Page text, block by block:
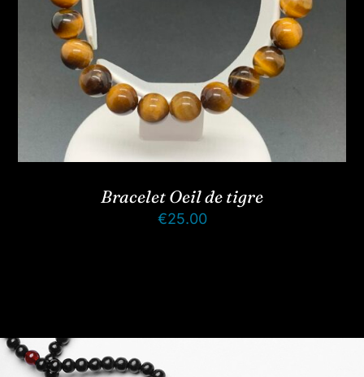
Bracelet Oeil de tigre
€25.00